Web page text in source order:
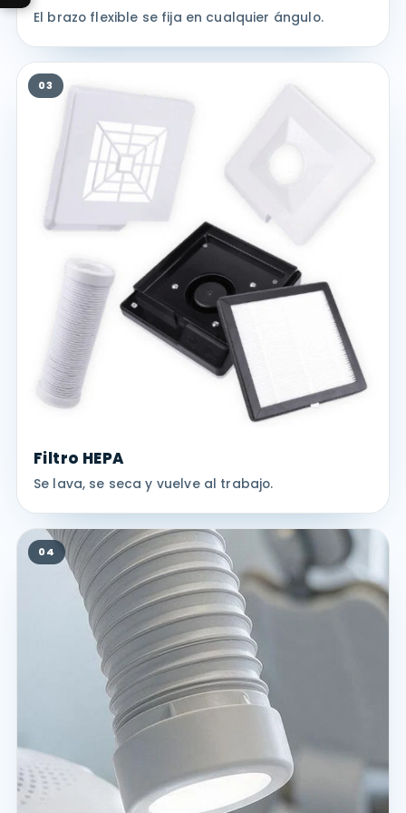
El brazo flexible se fija en cualquier ángulo.
03
Filtro HEPA
Se lava, se seca y vuelve al trabajo.
04